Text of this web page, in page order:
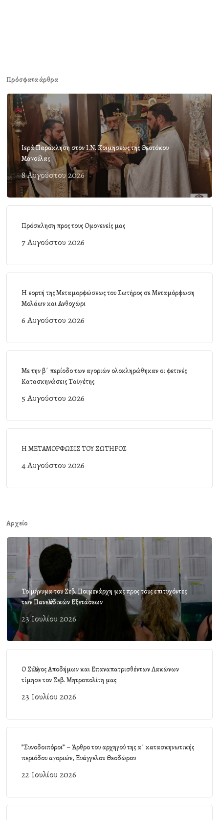
Πρόσφατα άρθρα
Ιερά Παράκληση στον Ι.Ν. Κοιμήσεως της Θεοτόκου
Μαγούλας
8 Αυγούστου 2026
Πρόσκληση προς τους Ομογενείς μας
7 Αυγούστου 2026
Η εορτή της Μεταμορφώσεως του Σωτήρος σε Μεταμόρφωση
Μολάων και Ανθοχώρι
6 Αυγούστου 2026
Με την β΄ περίοδο των αγοριών ολοκληρώθηκαν οι φετινές
Κατασκηνώσεις Ταϋγέτης
5 Αυγούστου 2026
Η ΜΕΤΑΜΟΡΦΩΣΙΣ ΤΟΥ ΣΩΤΗΡΟΣ
4 Αυγούστου 2026
Αρχείο
Το μήνυμα του Σεβ. Ποιμενάρχη μας προς τους επιτυχόντες
των Πανελλαδικών Εξετάσεων
23 Ιουλίου 2026
Ο Σύλλογος Αποδήμων και Επαναπατρισθέντων Λακώνων
τίμησε τον Σεβ. Μητροπολίτη μας
23 Ιουλίου 2026
”Συνοδοιπόροι” – Άρθρο του αρχηγού της α΄ κατασκηνωτικής
περιόδου αγοριών, Ευάγγελου Θεοδώρου
22 Ιουλίου 2026